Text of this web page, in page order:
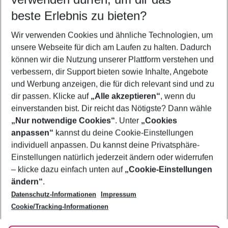
5-8 Nächte
2 Erwachsene Keine Kinder
Mehr Filter anzeigen
Footer
Footer navigation
Über uns
AGB
Bestpreisgarantie
Cookie-Einstellungen ändern
Cookie-Richtlinie
Agenturbetreuung
Barrierefreies Reisen
Folge uns
beste Erlebnis zu bieten?
Wir verwenden Cookies und ähnliche Technologien, um
unsere Webseite für dich am Laufen zu halten. Dadurch
können wir die Nutzung unserer Plattform verstehen und
verbessern, dir Support bieten sowie Inhalte, Angebote
und Werbung anzeigen, die für dich relevant sind und zu
dir passen. Klicke auf „Alle akzeptieren“, wenn du
einverstanden bist. Dir reicht das Nötigste? Dann wähle
„Nur notwendige Cookies“. Unter „Cookies
anpassen“ kannst du deine Cookie-Einstellungen
individuell anpassen. Du kannst deine Privatsphäre-
Einstellungen natürlich jederzeit ändern oder widerrufen
– klicke dazu einfach unten auf „Cookie-Einstellungen
ändern“.
Datenschutz-Informationen
Impressum
Cookie/Tracking-Informationen